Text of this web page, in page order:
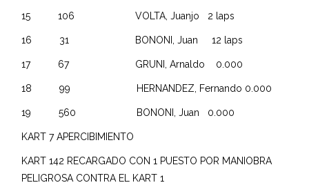
15 106 VOLTA, Juanjo 2 laps
16 31 BONONI, Juan 12 laps
17 67 GRUNI, Arnaldo 0.000
18 99 HERNANDEZ, Fernando 0.000
19 560 BONONI, Juan 0.000
KART 7 APERCIBIMIENTO
KART 142 RECARGADO CON 1 PUESTO POR MANIOBRA
PELIGROSA CONTRA EL KART 1